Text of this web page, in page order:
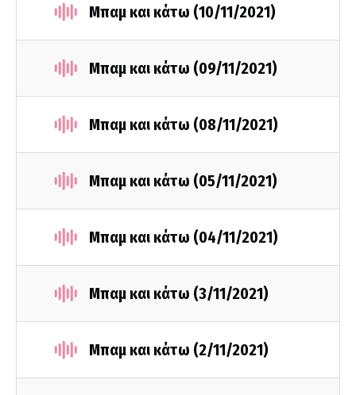
Μπαμ και κάτω (10/11/2021)
Μπαμ και κάτω (09/11/2021)
Μπαμ και κάτω (08/11/2021)
Μπαμ και κάτω (05/11/2021)
Μπαμ και κάτω (04/11/2021)
Μπαμ και κάτω (3/11/2021)
Μπαμ και κάτω (2/11/2021)